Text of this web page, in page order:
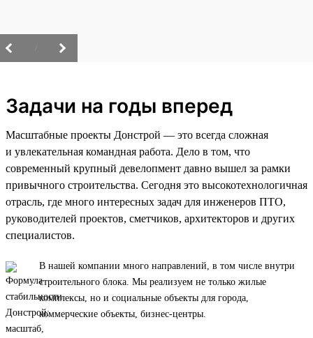
Задачи на годы вперед
Масштабные проекты Донстрой — это всегда сложная
и увлекательная командная работа. Дело в том, что
современный крупный девелопмент давно вышел за рамки
привычного строительства. Сегодня это высокотехнологичная
отрасль, где много интересных задач для инженеров ПТО,
руководителей проектов, сметчиков, архитекторов и других
специалистов.
В нашей компании много направлений, в том числе внутри
строительного блока. Мы реализуем не только жилые
комплексы, но и социальные объекты для города,
коммерческие объекты, бизнес-центры.